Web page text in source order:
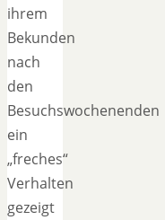
ihrem
Bekunden
nach
den
Besuchswochenenden
ein
„freches“
Verhalten
gezeigt